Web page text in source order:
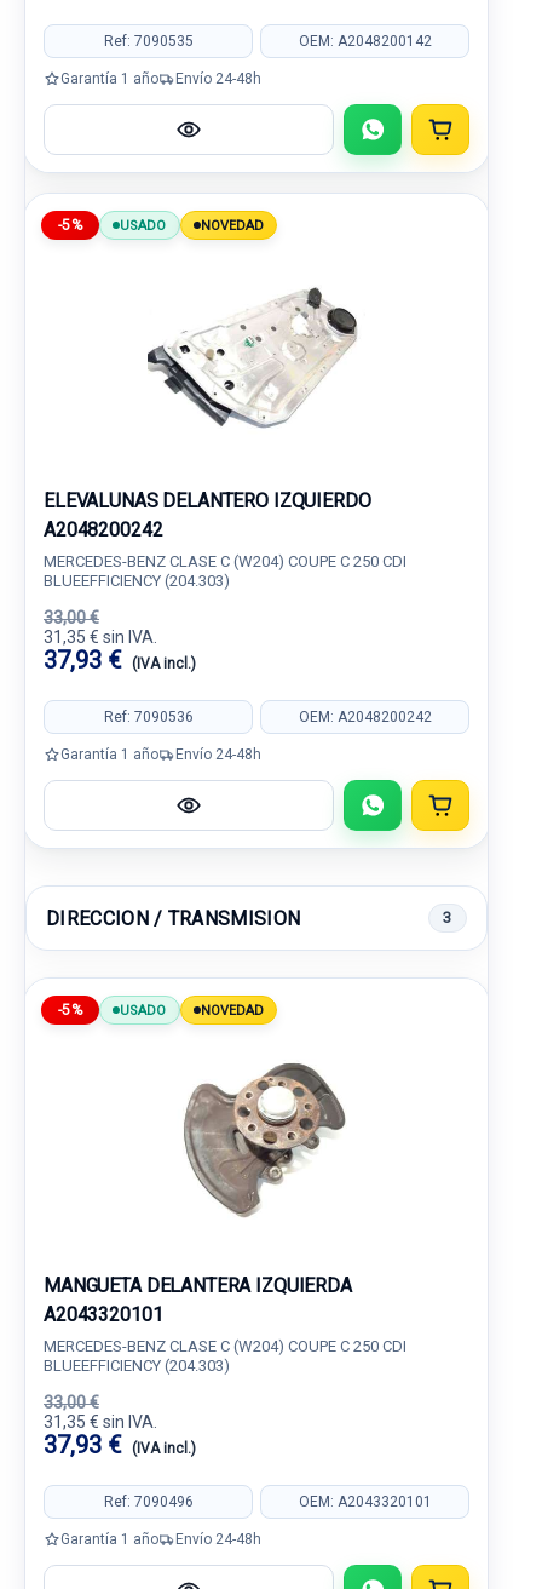
Ref: 7090535 OEM: A2048200142
Garantía 1 año Envío 24-48h
-5% USADO NOVEDAD
ELEVALUNAS DELANTERO IZQUIERDO
A2048200242
MERCEDES-BENZ CLASE C (W204) COUPE C 250 CDI
BLUEEFFICIENCY (204.303)
33,00 €
31,35 € sin IVA.
37,93 € (IVA incl.)
Ref: 7090536 OEM: A2048200242
Garantía 1 año Envío 24-48h
DIRECCION / TRANSMISION 3
-5% USADO NOVEDAD
MANGUETA DELANTERA IZQUIERDA
A2043320101
MERCEDES-BENZ CLASE C (W204) COUPE C 250 CDI
BLUEEFFICIENCY (204.303)
33,00 €
31,35 € sin IVA.
37,93 € (IVA incl.)
Ref: 7090496 OEM: A2043320101
Garantía 1 año Envío 24-48h